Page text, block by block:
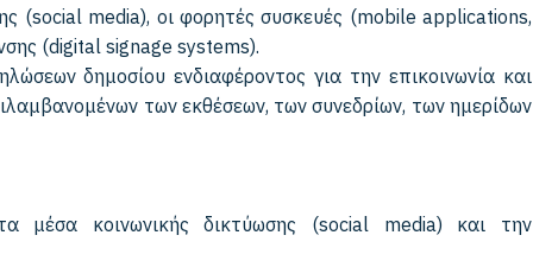
(social media), οι φορητές συσκευές (mobile applications,
(digital signage systems).
δημοσίου ενδιαφέροντος για την επικοινωνία και
των εκθέσεων, των συνεδρίων, των ημερίδων
μέσα κοινωνικής δικτύωσης (social media) και την